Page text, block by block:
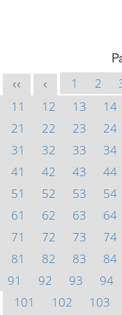
<< < 1 2
11
12 13 14
21
22 23 24
31
32 33 34
41
42 43 44
51
52 53 54
61
62 63 64
71
72 73 74
81
82 83 84
91
92 93 94
101
102 103